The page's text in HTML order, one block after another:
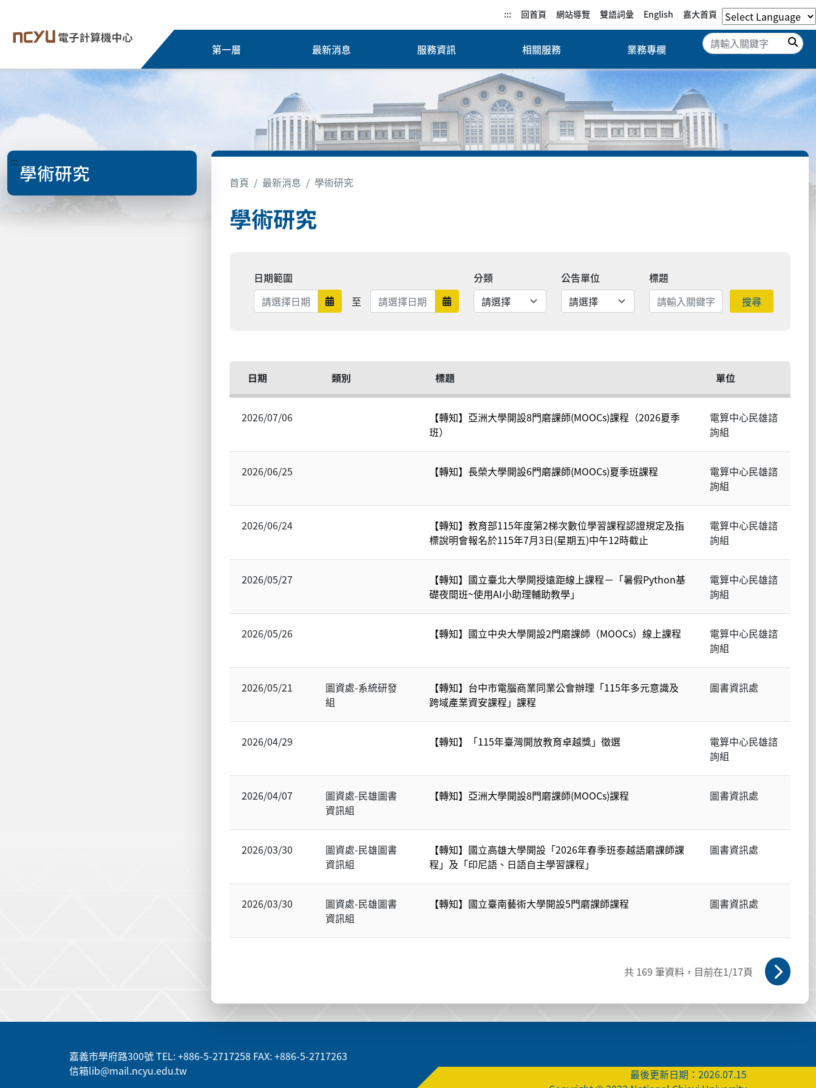
::: 回首頁 網站導覽 雙語詞彙 English 嘉大首頁
第一層 最新消息 服務資訊 相關服務 業務專欄
搜
::: 學術研究 首頁 最新消息 學術研究
學術研究
日期範圍
日期範圍開始
至 日期範圍結束 日期範圍結束
分類 公告單位
標題
搜尋
日期 類別 標題 單位
2026/07/06
【轉知】亞洲大學開設8門磨課師(MOOCs)課程（2026夏季
班）
電算中心民雄諮
詢組
2026/06/25 【轉知】長榮大學開設6門磨課師(MOOCs)夏季班課程
電算中心民雄諮
詢組
2026/06/24
【轉知】教育部115年度第2梯次數位學習課程認證規定及指
標說明會報名於115年7月3日(星期五)中午12時截止
電算中心民雄諮
詢組
2026/05/27
【轉知】國立臺北大學開授遠距線上課程－「暑假Python基
礎夜間班~使用AI小助理輔助教學」
電算中心民雄諮
詢組
2026/05/26 【轉知】國立中央大學開設2門磨課師（MOOCs）線上課程
電算中心民雄諮
詢組
2026/05/21
圖資處-系統研發
組
【轉知】台中市電腦商業同業公會辦理「115年多元意識及
跨域產業資安課程」課程
圖書資訊處
2026/04/29 【轉知】「115年臺灣開放教育卓越獎」徵選
電算中心民雄諮
詢組
2026/04/07
圖資處-民雄圖書
資訊組
【轉知】亞洲大學開設8門磨課師(MOOCs)課程 圖書資訊處
2026/03/30
圖資處-民雄圖書
資訊組
【轉知】國立高雄大學開設「2026年春季班泰越語磨課師課
程」及「印尼語、日語自主學習課程」
圖書資訊處
2026/03/30
圖資處-民雄圖書
資訊組
【轉知】國立臺南藝術大學開設5門磨課師課程 圖書資訊處
共 169 筆資料，目前在1/17頁
嘉義市學府路300號 TEL: +886-5-2717258 FAX: +886-5-2717263
信箱lib@mail.ncyu.edu.tw
最後更新日期：2026.07.15